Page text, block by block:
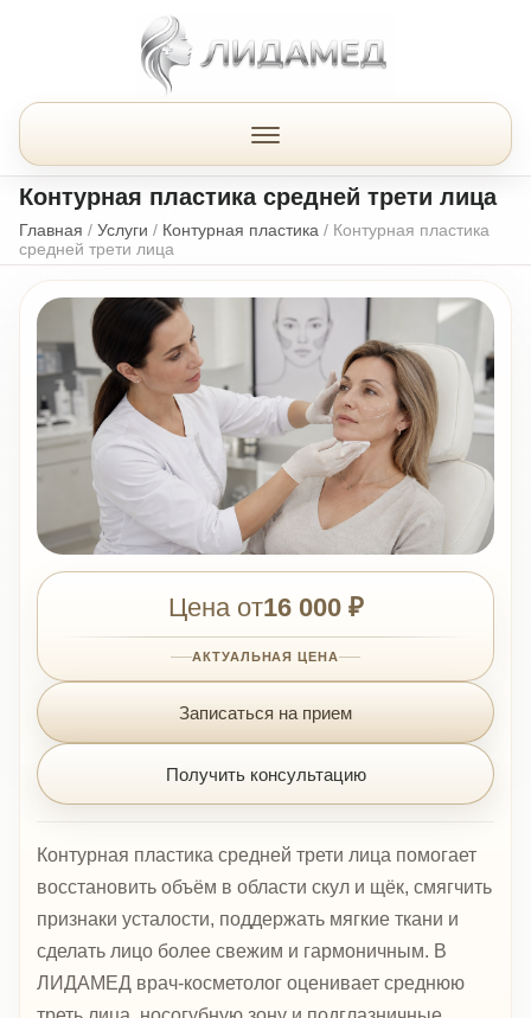
Контурная пластика средней трети лица
Главная / Услуги / Контурная пластика / Контурная пластика
средней трети лица
Цена от16 000 ₽
АКТУАЛЬНАЯ ЦЕНА
Записаться на прием
Получить консультацию
Контурная пластика средней трети лица помогает
восстановить объём в области скул и щёк, смягчить
признаки усталости, поддержать мягкие ткани и
сделать лицо более свежим и гармоничным. В
ЛИДАМЕД врач-косметолог оценивает среднюю